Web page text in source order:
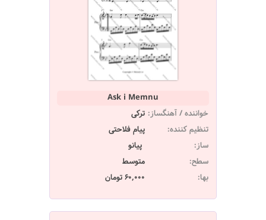
Ask i Memnu
خواننده / آهنگساز: ترکی
تنظیم کننده:
پیام فلاحتی
ساز:
پیانو
سطح:
متوسط
بها:
60,000 تومان